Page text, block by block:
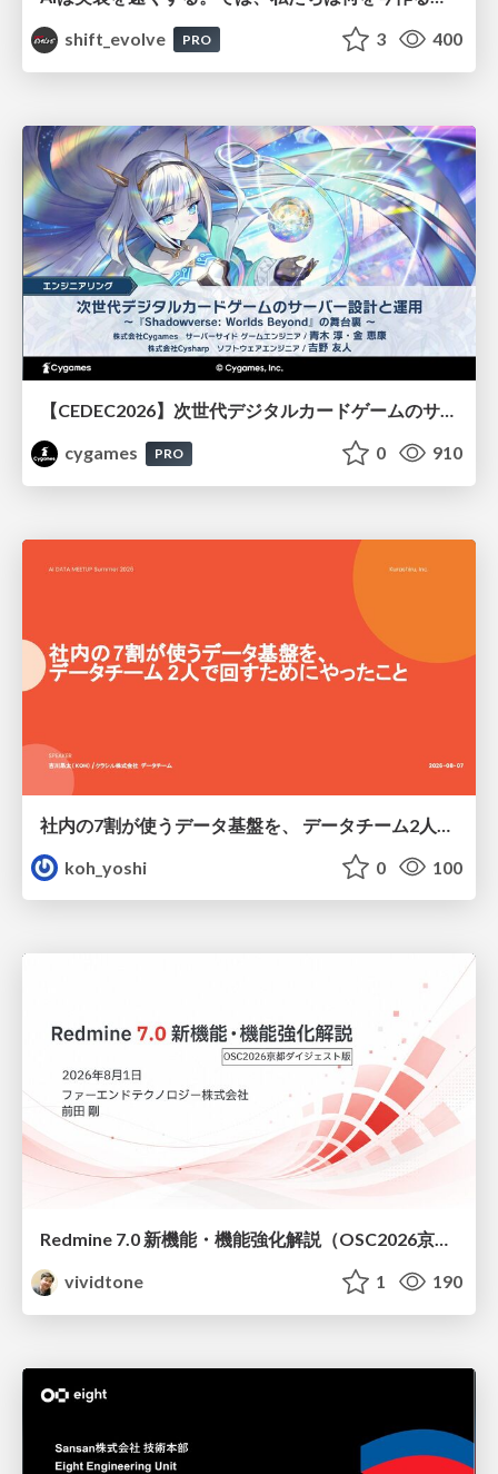
shift_evolve
PRO 3 400
【CEDEC2026】次世代デジタルカードゲームのサーバー設計と運用 〜『Shadowverse: Worlds Beyond』の舞台裏～
cygames
PRO 0 910
koh_yoshi
0 100
Redmine 7.0 新機能・機能強化解説（OSC2026京都ダイジェスト版）
vividtone
1 190